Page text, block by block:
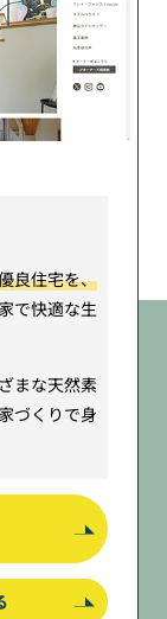
良住宅を、
で快適な生
まな天然素
づくりで身